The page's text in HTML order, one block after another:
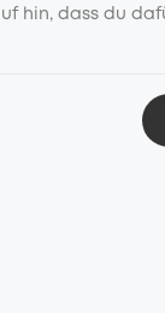
hin, dass du